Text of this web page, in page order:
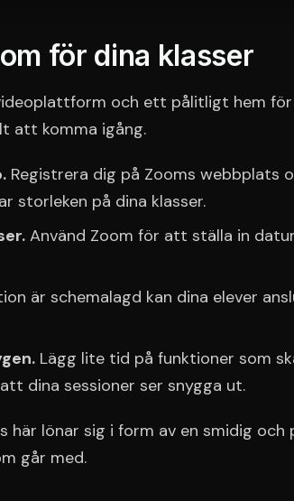
för dina klasser
och ett pålitligt hem
att komma igång.
Registrera dig på Zooms webbplats
storleken på dina klasser.
Använd Zoom för att ställa in
är schemalagd kan dina elever
Lägg lite tid på funktioner som
dina sessioner ser snygga ut.
här lönar sig i form av en smidig och
går med.